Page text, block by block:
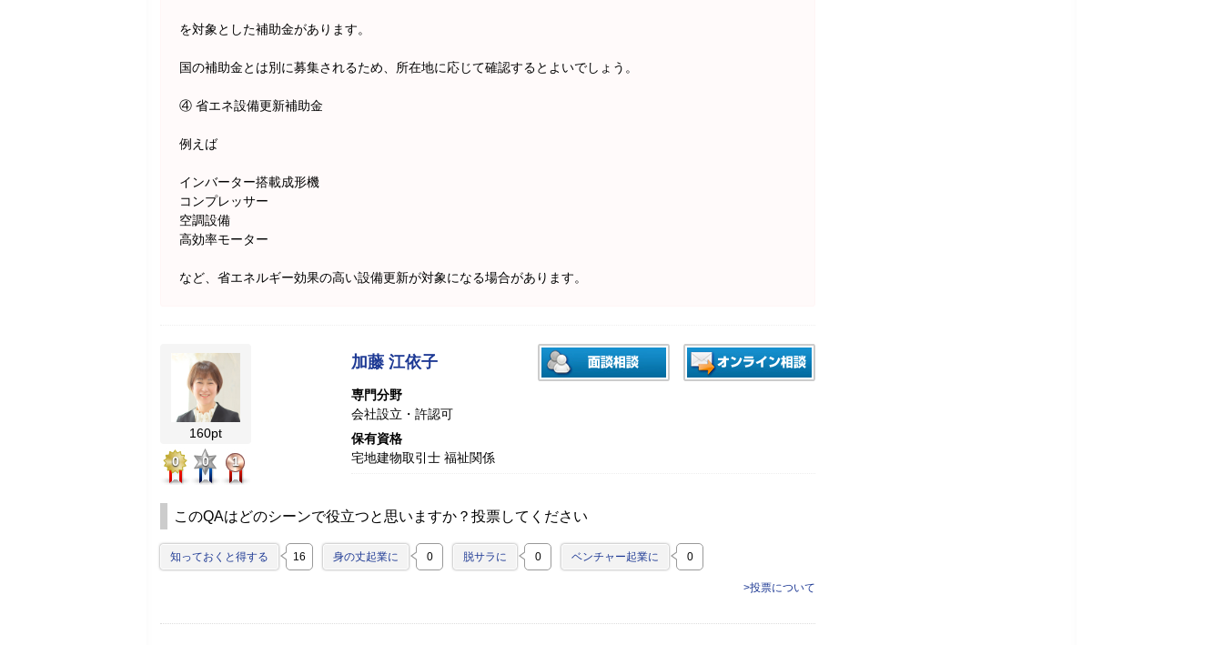
を対象とした補助金があります。
国の補助金とは別に募集されるため、所在地に応じて確認するとよいでしょう。
④ 省エネ設備更新補助金
例えば
インバーター搭載成形機
コンプレッサー
空調設備
高効率モーター
など、省エネルギー効果の高い設備更新が対象になる場合があります。
160pt
0
0 1
加藤 江依子
専門分野
会社設立・許認可
保有資格
宅地建物取引士 福祉関係
このQAはどのシーンで役立つと思いますか？投票してください
知っておくと得する 16 身の丈起業に 0 脱サラに 0 ベンチャー起業に 0
>投票について